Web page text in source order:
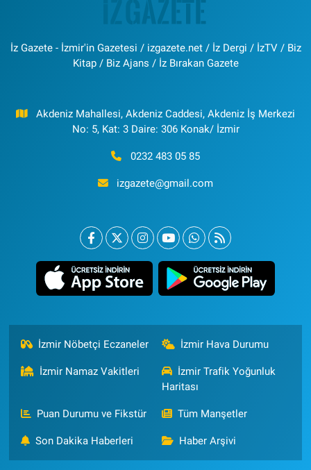
İz Gazete - İzmir'in Gazetesi / izgazete.net / İz Dergi / İzTV / Biz
Kitap / Biz Ajans / İz Bırakan Gazete
Akdeniz Mahallesi, Akdeniz Caddesi, Akdeniz İş Merkezi
No: 5, Kat: 3 Daire: 306 Konak/ İzmir
0232 483 05 85
izgazete@gmail.com
İzmir Nöbetçi Eczaneler İzmir Hava Durumu
İzmir Namaz Vakitleri
İzmir Trafik Yoğunluk
Haritası
Puan Durumu ve Fikstür Tüm Manşetler
Son Dakika Haberleri Haber Arşivi